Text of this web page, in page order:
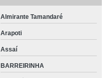
Almirante Tamandaré
Arapoti
Assaí
BARREIRINHA